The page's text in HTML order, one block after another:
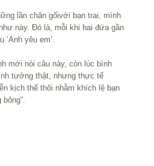
lần chăn gốivới bạn trai, mình
này. Đó là, mỗi khi hai đứa gần
yêu em’.
mới nói câu này, còn lúc bình
tưởng thật, nhưng thực tế
kịch thế thôi nhằm khích lệ bạn